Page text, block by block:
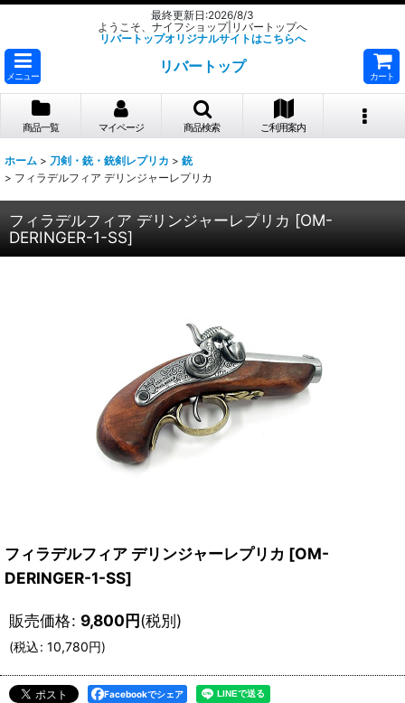
最終更新日:2026/8/3
ようこそ、ナイフショップ|リバートップへ
リバートップオリジナルサイトはこちらへ
メニュー
リバートップ
カート
商品一覧 マイページ 商品検索 ご利用案内
ホーム > 刀剣・銃・銃剣レプリカ > 銃
> フィラデルフィア デリンジャーレプリカ
フィラデルフィア デリンジャーレプリカ [OM-
DERINGER-1-SS]
フィラデルフィア デリンジャーレプリカ [OM-
DERINGER-1-SS]
販売価格: 9,800円(税別)
(税込: 10,780円)
Facebookでシェア